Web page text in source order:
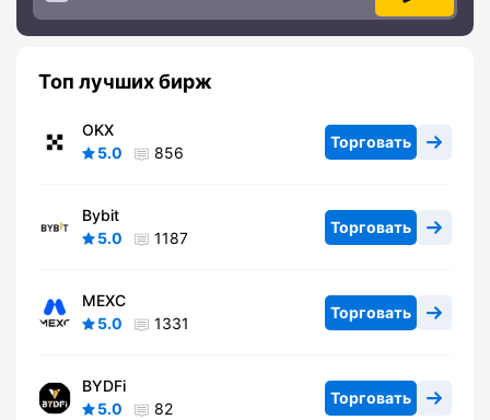
Топ лучших бирж
OKX
5.0
856
Торговать
Bybit
5.0
1187
Торговать
MEXC
5.0
1331
Торговать
BYDFi
5.0
82
Торговать